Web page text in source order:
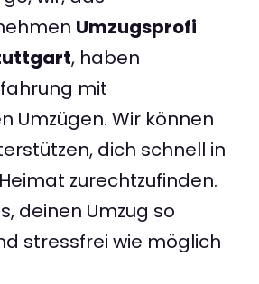
Umzugsprofi
, haben
mit
Umzügen. Wir können
dich schnell in
zurechtzufinden.
deinen Umzug so
stressfrei wie möglich